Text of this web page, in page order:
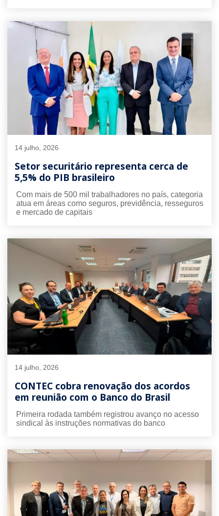
14 julho, 2026
Setor securitário representa cerca de
5,5% do PIB brasileiro
Com mais de 500 mil trabalhadores no país, categoria
atua em áreas como seguros, previdência, resseguros
e mercado de capitais
14 julho, 2026
CONTEC cobra renovação dos acordos
em reunião com o Banco do Brasil
Primeira rodada também registrou avanço no acesso
sindical às instruções normativas do banco